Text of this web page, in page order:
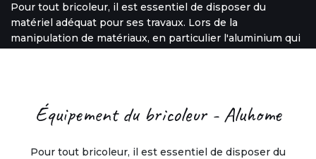
Pour tout bricoleur, il est essentiel de disposer du
matériel adéquat pour ses travaux. Lors de la
manipulation de matériaux, en particulier l'aluminium qui
Équipement du bricoleur - Aluhome
Pour tout bricoleur, il est essentiel de disposer du